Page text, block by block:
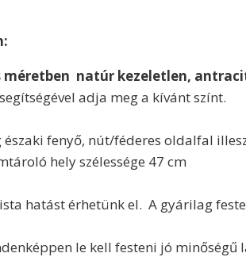
méretben natúr kezeletlen,
adja meg a kívánt színt.
fenyő, nút/féderes oldalfal
hely szélessége 47 cm
hatást érhetünk el. A gyárilag
le kell festeni jó minőségű